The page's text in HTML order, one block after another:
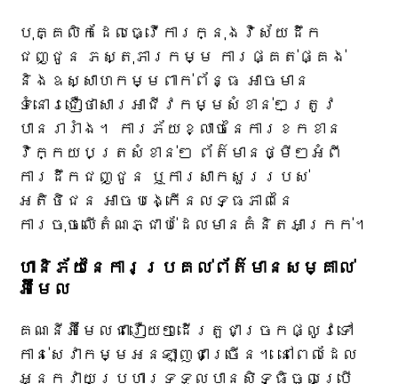
បុគ្គលិកដែលធ្វើការក្នុងវិស័យដឹក
ជញ្ជូន ភស្តុភារកម្ម ការផ្គត់ផ្គង់
និងឧស្សាហកម្មពាក់ព័ន្ធ អាចមាន
ទំនោរជឿថាសារអាជីវកម្មសំខាន់ៗត្រូវ
បានរារាំង។ ការភ័យខ្លាចនៃការខកខាន
វិក្កយបត្រសំខាន់ៗ ព័ត៌មានថ្មីៗអំពី
ការដឹកជញ្ជូន ឬការសាកសួររបស់
អតិថិជន អាចបង្កើនលទ្ធភាពនៃ
ការចុចលើតំណភ្ជាប់ដែលមានគំនិតអាក្រក់។
ហានិភ័យនៃការប្រគល់ព័ត៌មានសម្គាល់
អ៊ីមែល
គណនីអ៊ីមែលជារឿយៗដើរតួជាច្រកផ្លូវទៅ
កាន់សេវាកម្មអនឡាញជាច្រើន។ នៅពេលដែល
អ្នកវាយប្រហារទទួលបានសិទ្ធិចូលប្រើ